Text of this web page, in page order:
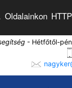
- Hétfőtől-